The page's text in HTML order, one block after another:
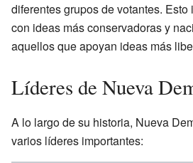
diferentes grupos de votantes.
con ideas más conservadoras y
aquellos que apoyan ideas más
Líderes de Nueva
A lo largo de su historia, Nueva
varios líderes importantes: